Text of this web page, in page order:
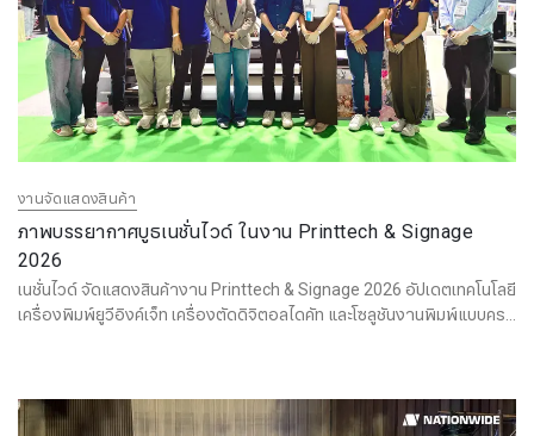
งานจัดแสดงสินค้า
ภาพบรรยากาศบูธเนชั่นไวด์ ในงาน Printtech & Signage
2026
เนชั่นไวด์ จัดแสดงสินค้างาน Printtech & Signage 2026 อัปเดตเทคโนโลยี
เครื่องพิมพ์ยูวีอิงค์เจ็ท เครื่องตัดดิจิตอลไดคัท และโซลูชันงานพิมพ์แบบครบ